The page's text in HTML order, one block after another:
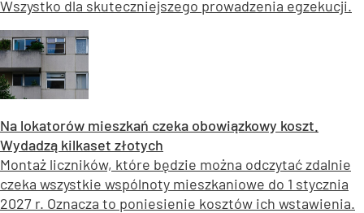
Wszystko dla skuteczniejszego prowadzenia egzekucji.
Na lokatorów mieszkań czeka obowiązkowy koszt.
Wydadzą kilkaset złotych
Montaż liczników, które będzie można odczytać zdalnie
czeka wszystkie wspólnoty mieszkaniowe do 1 stycznia
2027 r. Oznacza to poniesienie kosztów ich wstawienia.